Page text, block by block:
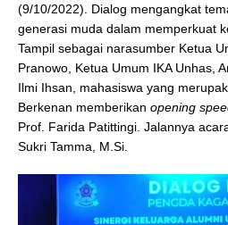
(9/10/2022). Dialog mengangkat
generasi muda dalam memperkuat
Tampil sebagai narasumber Ketua
Pranowo, Ketua Umum IKA Unhas,
Ilmi Ihsan, mahasiswa yang
Berkenan memberikan opening
Prof. Farida Patittingi. Jalannya
Sukri Tamma, M.Si.